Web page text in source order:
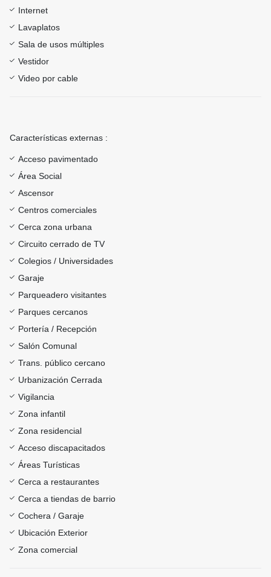
Internet
Lavaplatos
Sala de usos múltiples
Vestidor
Video por cable
Características externas :
Acceso pavimentado
Área Social
Ascensor
Centros comerciales
Cerca zona urbana
Circuito cerrado de TV
Colegios / Universidades
Garaje
Parqueadero visitantes
Parques cercanos
Portería / Recepción
Salón Comunal
Trans. público cercano
Urbanización Cerrada
Vigilancia
Zona infantil
Zona residencial
Acceso discapacitados
Áreas Turísticas
Cerca a restaurantes
Cerca a tiendas de barrio
Cochera / Garaje
Ubicación Exterior
Zona comercial